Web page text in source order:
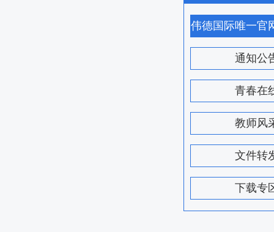
伟德国际唯一官
通知公
青春在
教师风
文件转
下载专